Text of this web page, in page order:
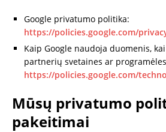
Google privatumo politika:
https://policies.google.com/
Kaip Google naudoja duomenis,
partnerių svetaines ar
https://policies.google.com/
Mūsų privatumo
pakeitimai